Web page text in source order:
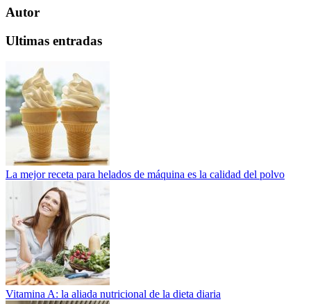
Autor
Ultimas entradas
La mejor receta para helados de máquina es la calidad del polvo
Vitamina A: la aliada nutricional de la dieta diaria